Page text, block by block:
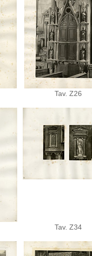
Tav. Z26
Tav. Z34